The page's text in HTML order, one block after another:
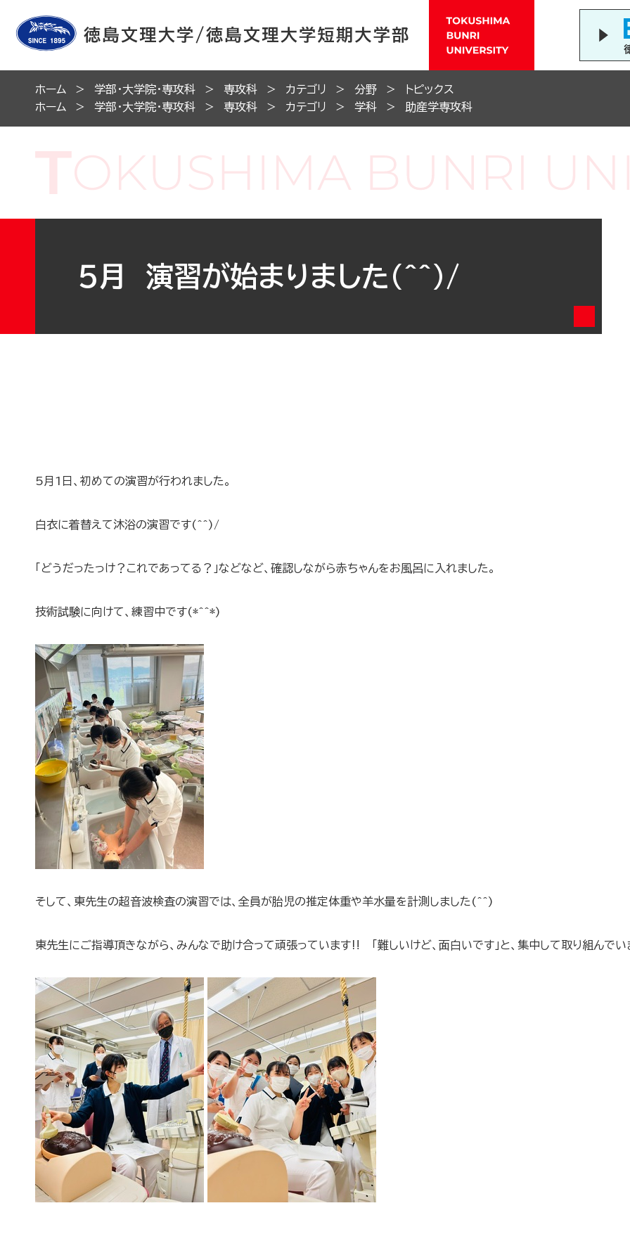
ホーム 学部・大学院・専攻科 専攻科 カテゴリ 分野
トピックス
ホーム
学部・大学院・専攻科 専攻科 カテゴリ 学科 助産学専攻科
５月 演習が始まりました(^^)/
5月1日、初めての演習が行われました。
白衣に着替えて沐浴の演習です(^^)/
「どうだったっけ？これであってる？」などなど、確認しながら赤ちゃんをお風呂に入れました。
技術試験に向けて、練習中です(*^^*)
そして、東先生の超音波検査の演習では、全員が胎児の推定体重や羊水量を計測しました(^^)
東先生にご指導頂きながら、みんなで助け合って頑張っています‼ 「難しいけど、面白いです」と、集中して取り組んでい